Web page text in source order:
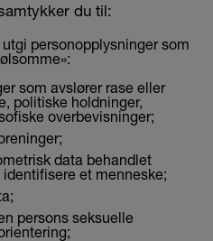
du til:
personopplysninger som
som avslører rase eller
politiske holdninger,
overbevisninger;
data behandlet
et menneske;
persons seksuelle